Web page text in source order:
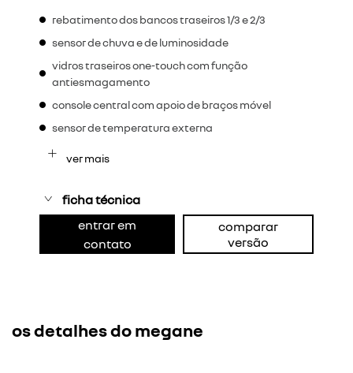
rebatimento dos bancos traseiros 1/3 e 2/3
sensor de chuva e de luminosidade
vidros traseiros one-touch com função
antiesmagamento
console central com apoio de braços móvel
sensor de temperatura externa
ver mais
ficha técnica
entrar em
contato
comparar
versão
os detalhes do megane